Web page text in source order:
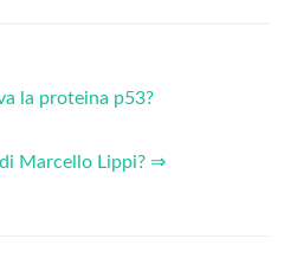
la proteina p53?
Marcello Lippi? ⇒